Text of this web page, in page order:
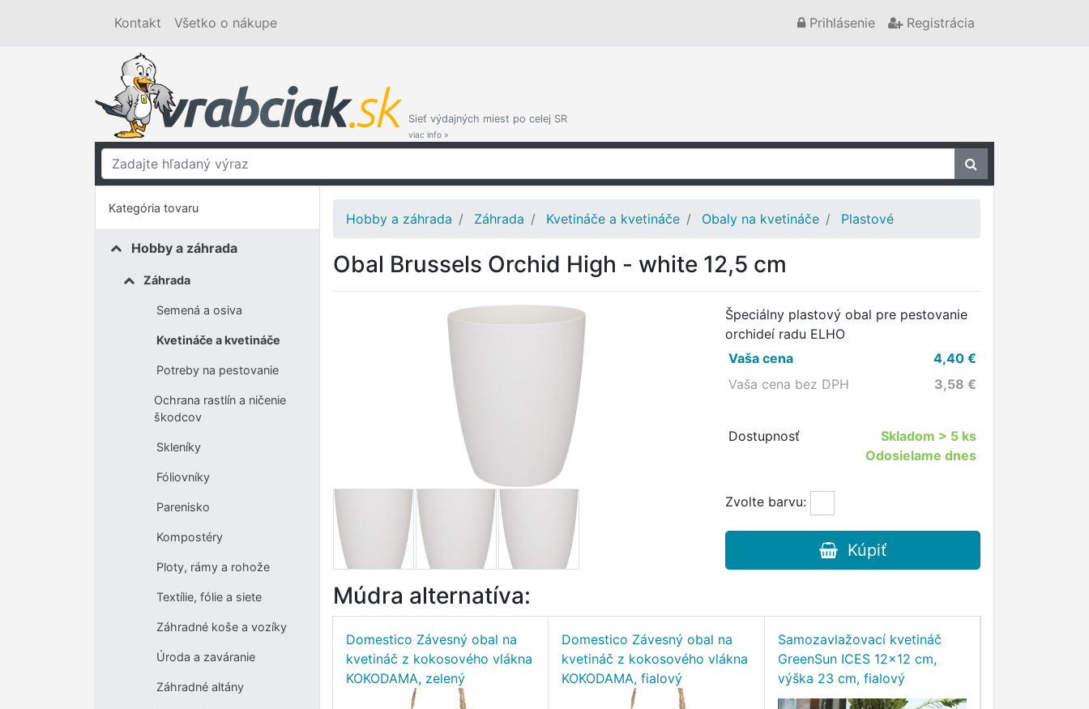
Kontakt Všetko o nákupe Prihlásenie Registrácia
Sieť výdajných miest po celej SR
viac info »
Kategória tovaru
Hobby a záhrada
Záhrada
Semená a osiva
Kvetináče a kvetináče
Potreby na pestovanie
Ochrana rastlín a ničenie
škodcov
Skleníky
Fóliovníky
Parenisko
Kompostéry
Ploty, rámy a rohože
Textílie, fólie a siete
Záhradné koše a vozíky
Úroda a zaváranie
Záhradné altány
Hobby a záhrada Záhrada Kvetináče a kvetináče Obaly na kvetináče Plastové
Obal Brussels Orchid High - white 12,5 cm
Špeciálny plastový obal pre pestovanie
orchideí radu ELHO
Vaša cena
4,40€
Vaša cena bez DPH
3,58 €
Dostupnosť Skladom > 5 ks
Odosielame dnes
Zvolte barvu:
Kúpiť
Múdra alternatíva:
Domestico Závesný obal na
kvetináč z kokosového vlákna
KOKODAMA, zelený
Domestico Závesný obal na
kvetináč z kokosového vlákna
KOKODAMA, fialový
Samozavlažovací kvetináč
GreenSun ICES 12x12 cm,
výška 23 cm, fialový